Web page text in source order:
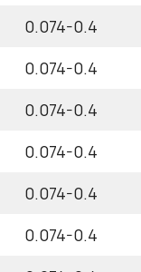
0.074-0.4
0.074-0.4
0.074-0.4
0.074-0.4
0.074-0.4
0.074-0.4